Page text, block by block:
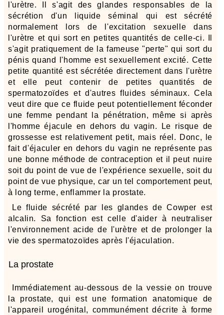
l'urètre. Il s'agit des glandes responsables de la
sécrétion d'un liquide séminal qui est sécrété
normalement lors de l'excitation sexuelle dans
l'urètre et qui sort en petites quantités de celle-ci. Il
s'agit pratiquement de la fameuse "perte" qui sort du
pénis quand l'homme est sexuellement excité. Cette
petite quantité est sécrétée directement dans l'urètre
et elle peut contenir de petites quantités de
spermatozoïdes et d'autres fluides séminaux. Cela
veut dire que ce fluide peut potentiellement féconder
une femme pendant la pénétration, même si après
l'homme éjacule en dehors du vagin. Le risque de
grossesse est relativement petit, mais réel. Donc, le
fait d'éjaculer en dehors du vagin ne représente pas
une bonne méthode de contraception et il peut nuire
soit du point de vue de l'expérience sexuelle, soit du
point de vue physique, car un tel comportement peut,
à long terme, enflammer la prostate.
Le fluide sécrété par les glandes de Cowper est
alcalin. Sa fonction est celle d'aider à neutraliser
l'environnement acide de l'urètre et de prolonger la
vie des spermatozoïdes après l'éjaculation.
La prostate
Immédiatement au-dessous de la vessie on trouve
la prostate, qui est une formation anatomique de
l'appareil urogénital, communément décrite à forme